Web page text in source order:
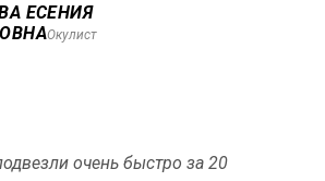
ЕСЕНИЯ
Окулист
очень быстро за 20